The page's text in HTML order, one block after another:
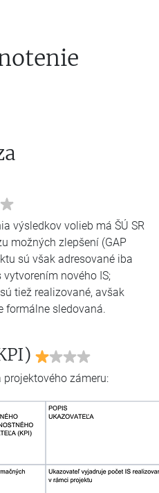
výsledkov volieb má ŠÚ SR
možných zlepšení (GAP
sú však adresované iba
nového IS;
tiež realizované, avšak
formálne sledovaná.
zámeru: